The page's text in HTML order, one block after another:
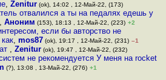
, Zenitur(ok), 14:02 , 12-Май-22, (173)
отвалился а ты на педалях едешь у
,Аноним (153), 18:13 , 12-Май-22, (223) +2
если бы авторство не
, mos87(ok), 19:17 , 12-Май-22, (231) –1
, Zenitur(ok), 19:47 , 12-Май-22, (232)
не рекомендуется У меня на rocket
(?), 13:08 , 13-Май-22, (276) +1